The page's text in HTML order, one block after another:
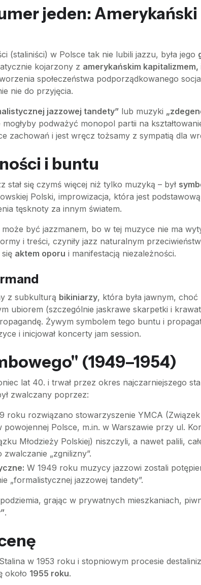
jeden:
(staliniści) w Polsce tak nie lubili jazzu, była jego
kojarzony z amerykańskim
społeczeństwa podporządkowanego
nie do przyjęcia.
jazzowej tandety” lub muzyki
podważyć monopol partii na
zachowań i jest wręcz tożsamy z sympatią dla
i buntu
stał się czymś więcej niż tylko muzyką – był
Polski, improwizacja, która jest
tęsknoty za innym światem.
być jazzmanem, bo w tej muzyce nie ma
i treści, czyniły jazz naturalnym
aktem oporu i manifestacją niezależności.
z subkulturą bikiniarzy, która była jawnym,
ubiorem (szczególnie jaskrawe skarpetki i
Żywym symbolem tego buntu i
i inicjował koncerty jam session.
(1949–1954)
lat 40. i trwał przez okres najczarniejszego
zwalczany poprzez:
roku rozwiązano stowarzyszenie YMCA
Polsce, m.in. w Warszawie przy ul.
Młodzieży Polskiej) niszczyli, a nawet palili,
„zgnilizny”.
W 1949 roku muzycy jazzowi zostali
„formalistycznej jazzowej tandety”.
grając w prywatnych mieszkaniach,
.
w 1953 roku i stopniowym procesie
około 1955 roku.